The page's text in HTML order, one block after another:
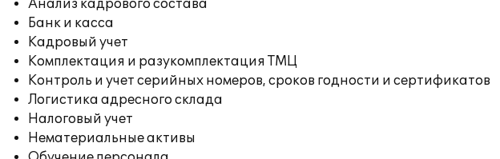
Анализ кадрового состава
Банк и касса
Кадровый учет
Комплектация и разукомплектация ТМЦ
Контроль и учет серийных номеров, сроков годности и сертификатов
Логистика адресного склада
Налоговый учет
Нематериальные активы